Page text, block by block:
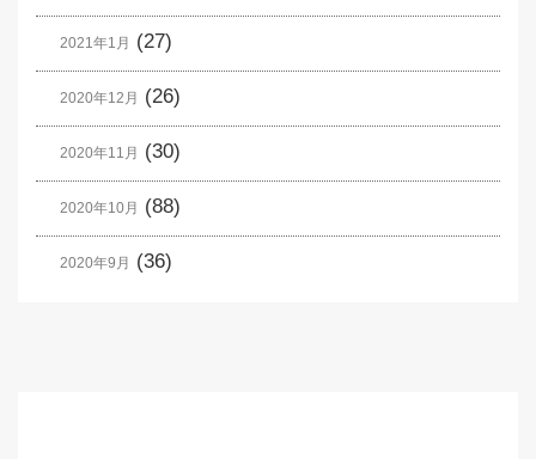
2021年1月 (27)
2020年12月 (26)
2020年11月 (30)
2020年10月 (88)
2020年9月 (36)